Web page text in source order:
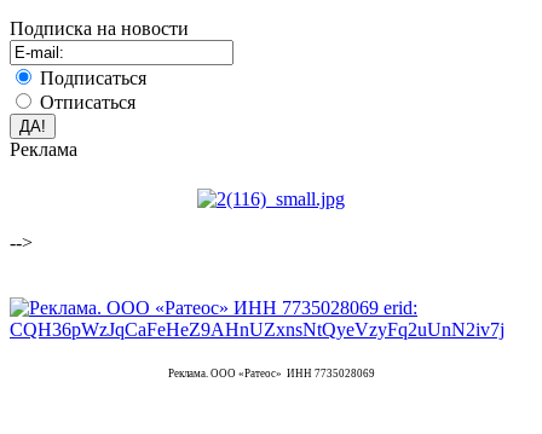
Подписка на новости
Подписаться
Отписаться
Реклама
-->
Реклама. ООО «Ратеос» ИНН 7735028069